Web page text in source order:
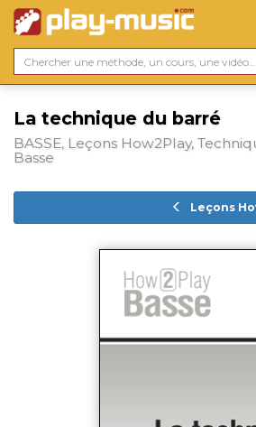
La technique du barré
BASSE, Leçons How2Play,
Basse
Leçons